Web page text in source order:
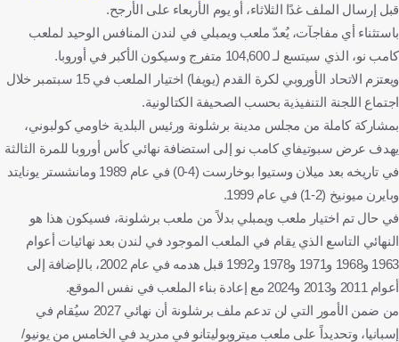
قبل إرسال الملف غدًا الثلاثاء، أو يوم الأربعاء على الأرجح.
باستثناء أي مفاجآت، يُعدّ ملعب ويمبلي في لندن المنافس الوحيد لملعب
كامب نو، الذي سيتسع لـ 104,600 متفرج وسيكون الأكبر في أوروبا.
ويعتزم الاتحاد الأوروبي لكرة القدم (يويفا) اختيار الملعب في 15 سبتمبر خلال
اجتماع اللجنة التنفيذية بحسب الصحيفة الكتالونية.
بمشاركة كاملة من مجلس مدينة برشلونة ورئيس البلدية خاومي كولبوني،
يهدف عرض سبوتيفاي كامب نو إلى استضافة نهائي كأس أوروبا للمرة الثالثة
في تاريخه بعد ميلان وستيوا بوخارست (4-0) في عام 1989 ومانشستر يونايتد
وبايرن ميونيخ (2-1) في عام 1999.
في حال تم اختيار ملعب ويمبلي بدلاً من ملعب برشلونة، فسيكون هذا هو
النهائي التاسع الذي يقام في الملعب الموجود في لندن بعد نهائيات أعوام
1963 و1968 و1971 و1978 و1992 قبل هدمه في عام 2002، بالإضافة إلى
أعوام 2011 و2013 و2024 مع إعادة بناء الملعب في نفس الموقع.
من ضمن الأمور التي لن تدعم ملف برشلونة أن نهائي 2027 سيُقام في
إسبانيا، وتحديداً على ملعب ميتروبوليتانو في مدريد في الخامس من يونيو/